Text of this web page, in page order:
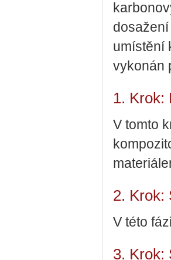
umístění
vykonán
1. Krok:
V tomto
2. Krok:
V této
3. Krok: